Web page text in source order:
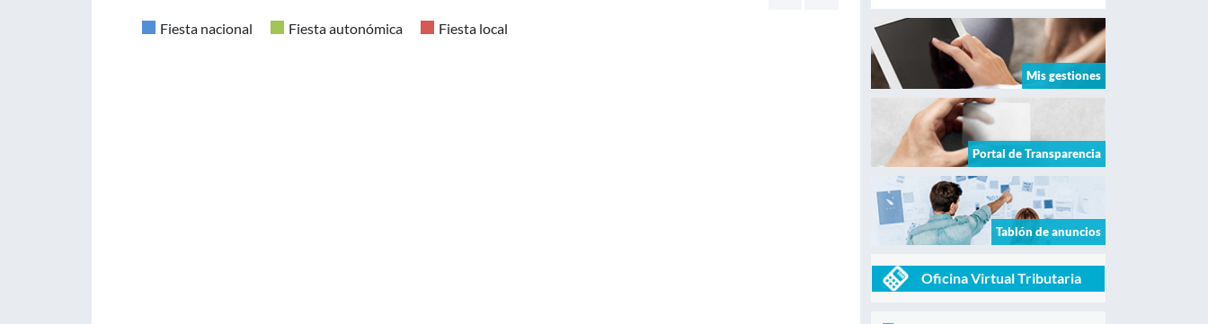
Fiesta nacional Fiesta autonómica Fiesta local
Mis gestiones
Portal de Transparencia
Tablón de anuncios
Oficina Virtual Tributaria